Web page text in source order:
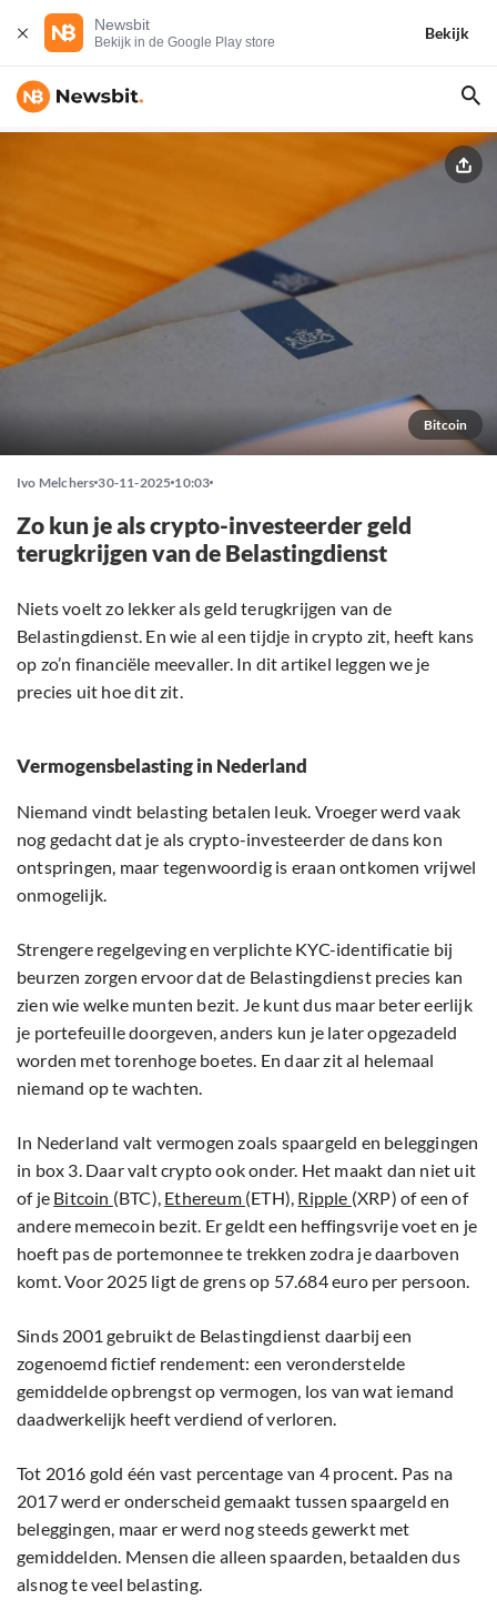
Newsbit
Bekijk in de Google Play store
Bekijk
Bitcoin
Ivo Melchers 30-11-2025 10:03
Zo kun je als crypto-investeerder geld
terugkrijgen van de Belastingdienst
Niets voelt zo lekker als geld terugkrijgen van de
Belastingdienst. En wie al een tijdje in crypto zit, heeft kans
op zo’n financiële meevaller. In dit artikel leggen we je
precies uit hoe dit zit.
Vermogensbelasting in Nederland
Niemand vindt belasting betalen leuk. Vroeger werd vaak
nog gedacht dat je als crypto-investeerder de dans kon
ontspringen, maar tegenwoordig is eraan ontkomen vrijwel
onmogelijk.
Strengere regelgeving en verplichte KYC-identificatie bij
beurzen zorgen ervoor dat de Belastingdienst precies kan
zien wie welke munten bezit. Je kunt dus maar beter eerlijk
je portefeuille doorgeven, anders kun je later opgezadeld
worden met torenhoge boetes. En daar zit al helemaal
niemand op te wachten.
In Nederland valt vermogen zoals spaargeld en beleggingen
in box 3. Daar valt crypto ook onder. Het maakt dan niet uit
of je Bitcoin (BTC), Ethereum (ETH), Ripple (XRP) of een of
andere memecoin bezit. Er geldt een heffingsvrije voet en je
hoeft pas de portemonnee te trekken zodra je daarboven
komt. Voor 2025 ligt de grens op 57.684 euro per persoon.
Sinds 2001 gebruikt de Belastingdienst daarbij een
zogenoemd fictief rendement: een veronderstelde
gemiddelde opbrengst op vermogen, los van wat iemand
daadwerkelijk heeft verdiend of verloren.
Tot 2016 gold één vast percentage van 4 procent. Pas na
2017 werd er onderscheid gemaakt tussen spaargeld en
beleggingen, maar er werd nog steeds gewerkt met
gemiddelden. Mensen die alleen spaarden, betaalden dus
alsnog te veel belasting.